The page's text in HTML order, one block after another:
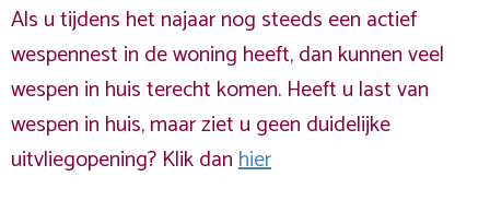
Als u tijdens het najaar nog steeds een actief
wespennest in de woning heeft, dan kunnen veel
wespen in huis terecht komen. Heeft u last van
wespen in huis, maar ziet u geen duidelijke
uitvliegopening? Klik danhier